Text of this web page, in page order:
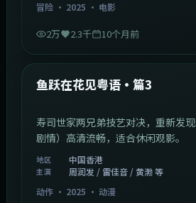
冒险· 2025 · 电影
2万 2.3千 10个月前
最新
鱼跃在花见粤语·篇3
寿司世家两兄弟技艺对决，重新发
剧情）高清流畅，适合休闲观影。
地区 中国香港
主演
周润发 / 雷佳音 / 黄渤 等
动作· 2025 · 动漫